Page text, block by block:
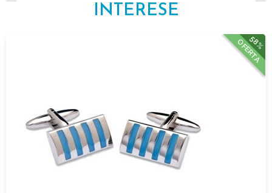
INTERESE
58%
OFERTA